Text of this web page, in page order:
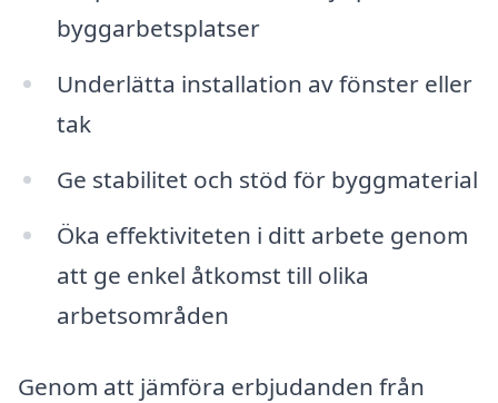
byggarbetsplatser
Underlätta installation av fönster eller
tak
Ge stabilitet och stöd för byggmaterial
Öka effektiviteten i ditt arbete genom
att ge enkel åtkomst till olika
arbetsområden
Genom att jämföra erbjudanden från